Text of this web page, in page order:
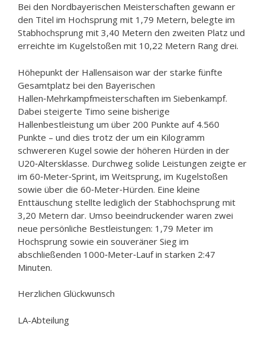
Bei den Nordbayerischen Meisterschaften gewann er
den Titel im Hochsprung mit 1,79 Metern, belegte im
Stabhochsprung mit 3,40 Metern den zweiten Platz und
erreichte im Kugelstoßen mit 10,22 Metern Rang drei.
Höhepunkt der Hallensaison war der starke fünfte
Gesamtplatz bei den Bayerischen
Hallen‑Mehrkampfmeisterschaften im Siebenkampf.
Dabei steigerte Timo seine bisherige
Hallenbestleistung um über 200 Punkte auf 4.560
Punkte – und dies trotz der um ein Kilogramm
schwereren Kugel sowie der höheren Hürden in der
U20‑Altersklasse. Durchweg solide Leistungen zeigte er
im 60‑Meter‑Sprint, im Weitsprung, im Kugelstoßen
sowie über die 60‑Meter‑Hürden. Eine kleine
Enttäuschung stellte lediglich der Stabhochsprung mit
3,20 Metern dar. Umso beeindruckender waren zwei
neue persönliche Bestleistungen: 1,79 Meter im
Hochsprung sowie ein souveräner Sieg im
abschließenden 1000‑Meter‑Lauf in starken 2:47
Minuten.
Herzlichen Glückwunsch
LA-Abteilung